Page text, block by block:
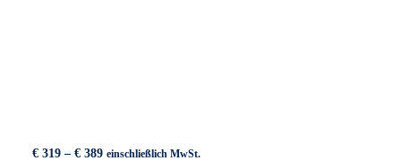
€ 319 – € 389Preisspanne:
einschließlich MwSt.